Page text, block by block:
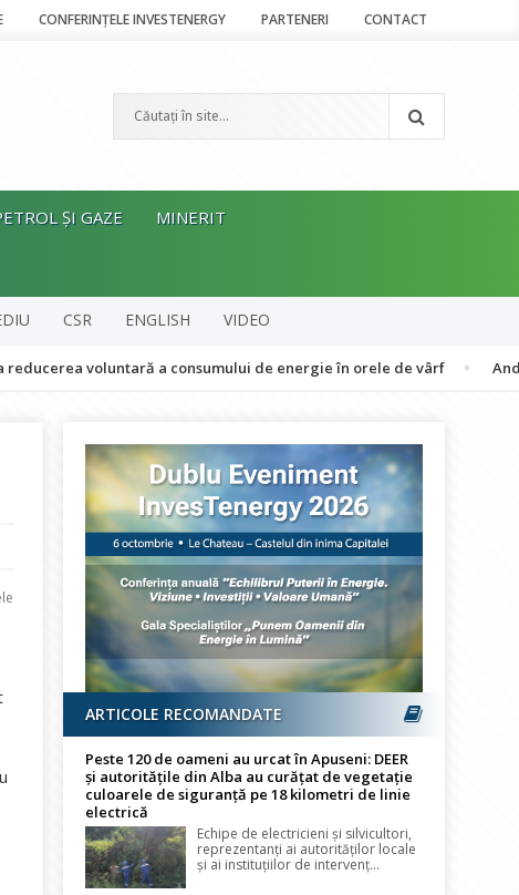
CONFERINȚELE INVESTENERGY PARTENERI CONTACT
ȘI GAZE MINERIT
CSR ENGLISH VIDEO
voluntară a consumului de energie în orele de vârf Andrei
ARTICOLE RECOMANDATE
Peste 120 de oameni au urcat în Apuseni: DEER
și autoritățile din Alba au curățat de vegetație
culoarele de siguranță pe 18 kilometri de linie
electrică
Echipe de electricieni și silvicultori,
reprezentanți ai autorităților locale
și ai instituțiilor de intervenț...